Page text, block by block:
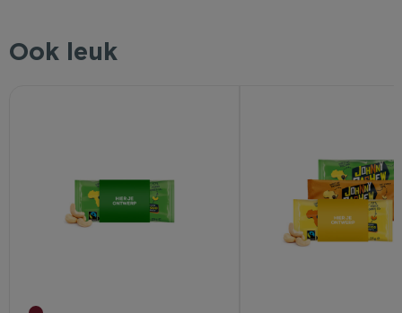
Ook leuk